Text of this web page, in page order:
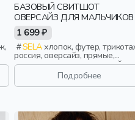
БАЗОВЫЙ СВИТШОТ
ОВЕРСАЙЗ ДЛЯ МАЛЬЧИКОВ
1 699 ₽
SELAхлопок, футер, трикотаж,
россия, оверсайз, прямые,
резинка, длинные, длинный
рукав, школа, однотон, манжета,
свободные, вырез, круглый
вырез, мальчики, дети
Подробнее